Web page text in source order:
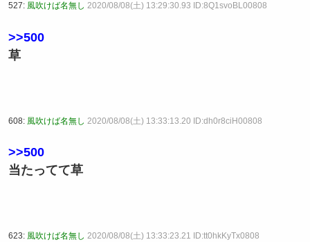
527: 風吹けば名無し 2020/08/08(土) 13:29:30.93 ID:8Q1svoBL00808
>>500
草
608: 風吹けば名無し 2020/08/08(土) 13:33:13.20 ID:dh0r8ciH00808
>>500
当たってて草
623: 風吹けば名無し 2020/08/08(土) 13:33:23.21 ID:tt0hkKyTx0808